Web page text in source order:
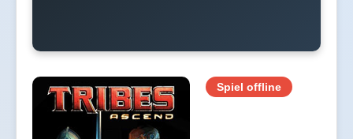
Spiel offline